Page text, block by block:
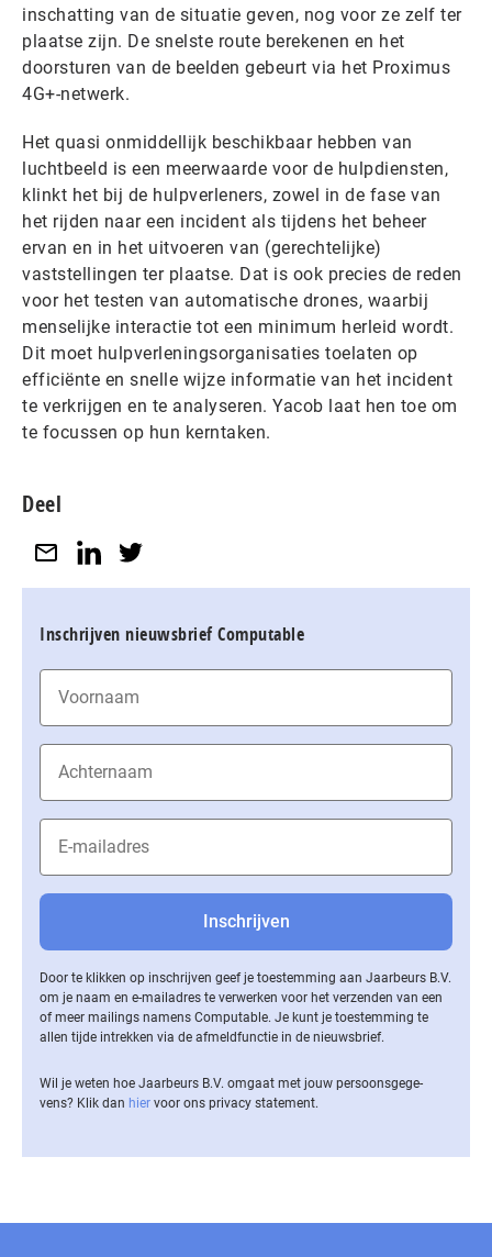
inschatting van de situatie geven, nog voor ze zelf ter
plaatse zijn. De snelste route berekenen en het
doorsturen van de beelden gebeurt via het Proximus
4G+-netwerk.
Het quasi onmiddellijk beschikbaar hebben van
luchtbeeld is een meerwaarde voor de hulpdiensten,
klinkt het bij de hulpverleners, zowel in de fase van
het rijden naar een incident als tijdens het beheer
ervan en in het uitvoeren van (gerechtelijke)
vaststellingen ter plaatse. Dat is ook precies de reden
voor het testen van automatische drones, waarbij
menselijke interactie tot een minimum herleid wordt.
Dit moet hulpverleningsorganisaties toelaten op
efficiënte en snelle wijze informatie van het incident
te verkrijgen en te analyseren. Yacob laat hen toe om
te focussen op hun kerntaken.
Deel
Inschrijven nieuwsbrief Computable
Door te klikken op inschrijven geef je toestemming aan Jaarbeurs B.V.
om je naam en e-mailadres te verwerken voor het verzenden van een
of meer mailings namens Computable. Je kunt je toestemming te
allen tijde intrekken via de af­meld­func­tie in de nieuwsbrief.
Wil je weten hoe Jaarbeurs B.V. omgaat met jouw per­soons­ge­ge­
vens? Klik dan hier voor ons privacy statement.